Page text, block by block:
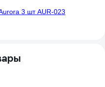
3 шт AUR-023